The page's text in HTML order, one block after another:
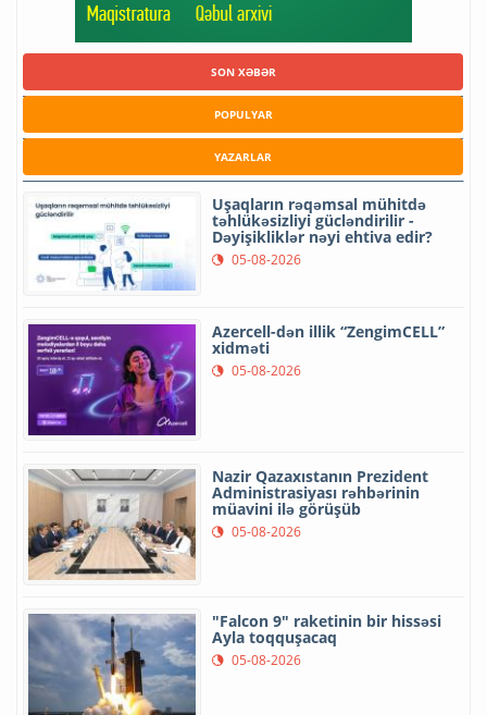
SON XƏBƏR
POPULYAR
YAZARLAR
Uşaqların rəqəmsal mühitdə
təhlükəsizliyi gücləndirilir -
Dəyişikliklər nəyi ehtiva edir?
05-08-2026
Azercell-dən illik “ZengimCELL”
xidməti
05-08-2026
Nazir Qazaxıstanın Prezident
Administrasiyası rəhbərinin
müavini ilə görüşüb
05-08-2026
"Falcon 9" raketinin bir hissəsi
Ayla toqquşacaq
05-08-2026